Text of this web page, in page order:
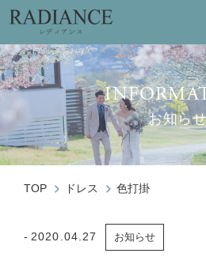
お知ら
TOP ドレス 色打掛
2020.04.27 お知らせ